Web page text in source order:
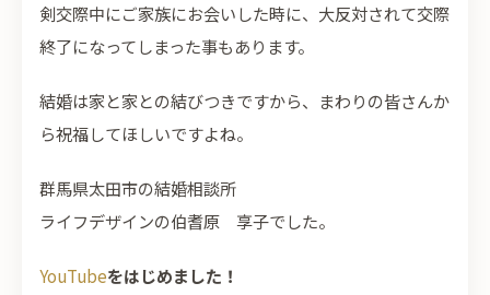
剣交際中にご家族にお会いした時に、大反対されて交際
終了になってしまった事もあります。
結婚は家と家との結びつきですから、まわりの皆さんか
ら祝福してほしいですよね。
群馬県太田市の結婚相談所
ライフデザインの伯耆原 享子でした。
YouTubeをはじめました！